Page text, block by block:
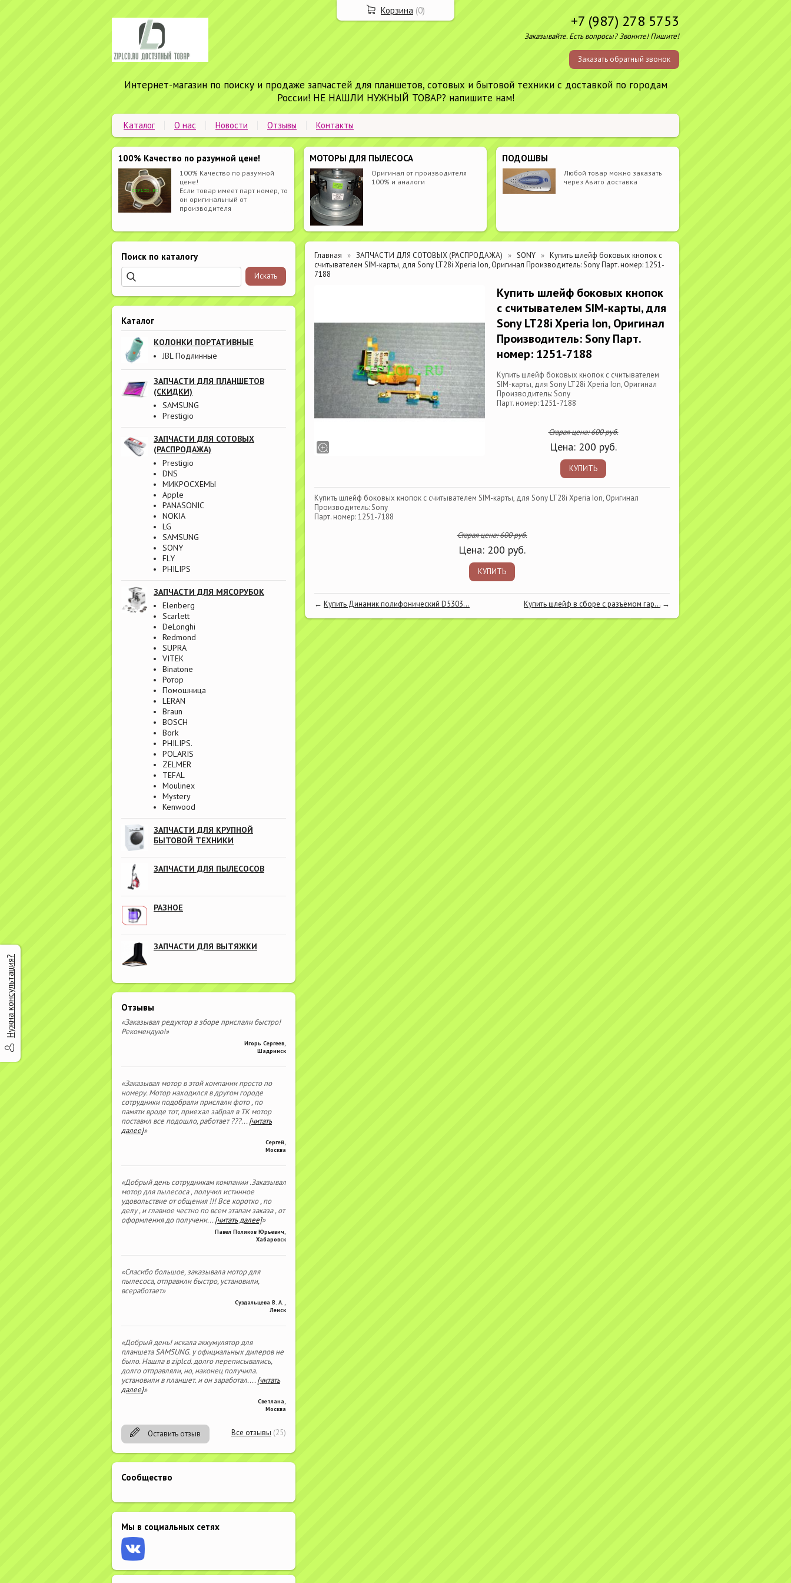
+7 (987) 278 5753
Заказывайте. Есть вопросы? Звоните! Пишите!
Заказать обратный звонок
Интернет-магазин по поиску и продаже запчастей для планшетов, сотовых и бытовой техники с доставкой по городам
России! НЕ НАШЛИ НУЖНЫЙ ТОВАР? напишите нам!
Каталог О нас Новости Отзывы Контакты
100% Качество по разумной цене!
100% Качество по разумной
цене!
Если товар имеет парт номер, то
он оригинальный от
производителя
МОТОРЫ ДЛЯ ПЫЛЕСОСА
Оригинал от производителя
100% и аналоги
ПОДОШВЫ
Любой товар можно заказать
через Авито доставка
Поиск по каталогу
Каталог
КОЛОНКИ ПОРТАТИВНЫЕ
JBL Подлинные
ЗАПЧАСТИ ДЛЯ ПЛАНШЕТОВ
(СКИДКИ)
SAMSUNG
Prestigio
ЗАПЧАСТИ ДЛЯ СОТОВЫХ
(РАСПРОДАЖА)
Prestigio
DNS
МИКРОСХЕМЫ
Apple
PANASONIC
NOKIA
LG
SAMSUNG
SONY
FLY
PHILIPS
ЗАПЧАСТИ ДЛЯ МЯСОРУБОК
Elenberg
Scarlett
DeLonghi
Redmond
SUPRA
VITEK
Binatone
Ротор
Помошница
LERAN
Braun
BOSCH
Bork
PHILIPS.
POLARIS
ZELMER
TEFAL
Moulinex
Mystery
Kenwood
ЗАПЧАСТИ ДЛЯ КРУПНОЙ
БЫТОВОЙ ТЕХНИКИ
ЗАПЧАСТИ ДЛЯ ПЫЛЕСОСОВ
РАЗНОЕ
ЗАПЧАСТИ ДЛЯ ВЫТЯЖКИ
Отзывы
«Заказывал редуктор в зборе прислали быстро!
Рекомендую!»
Игорь Сергеев
Шадринск
«Заказывал мотор в этой компании просто по
номеру. Мотор находился в другом городе
сотрудники подобрали прислали фото , по
памяти вроде тот, приехал забрал в ТК мотор
поставил все подошло, работает ???...[читать
далее]»
Сергей
Москва
«Добрый день сотрудникам компании .Заказывал
мотор для пылесоса , получил истинное
удовольствие от общения !!! Все коротко , по
делу , и главное честно по всем этапам заказа , от
оформления до получени...[читать далее]»
Павел Поляков Юрьевич
Хабаровск
«Спасибо большое, заказывала мотор для
пылесоса, отправили быстро, установили,
всеработает»
Суздальцева В. А.
Ленск
«Добрый день! искала аккумулятор для
планшета SAMSUNG. у официальных дилеров не
было. Нашла в ziplcd. долго переписывались,
долго отправляли, но, наконец получила.
установили в планшет. и он заработал....[читать
далее]»
Светлана
Москва
Оставить отзыв Все отзывы (25)
Сообщество
Мы в социальных сетях
Главная ЗАПЧАСТИ ДЛЯ СОТОВЫХ (РАСПРОДАЖА) SONY
Купить шлейф боковых кнопок с
считывателем SIM-карты, для Sony LT28i Xperia Ion, Оригинал Производитель: Sony Парт. номер: 1251-
7188
Купить шлейф боковых кнопок
с считывателем SIM-карты, для
Sony LT28i Xperia Ion, Оригинал
Производитель: Sony Парт.
номер: 1251-7188
Купить шлейф боковых кнопок с считывателем
SIM-карты, для Sony LT28i Xperia Ion, Оригинал
Производитель: Sony
Парт. номер: 1251-7188
Старая цена:600руб.
Цена: 200 руб.
КУПИТЬ
Купить шлейф боковых кнопок с считывателем SIM-карты, для Sony LT28i Xperia Ion, Оригинал
Производитель: Sony
Парт. номер: 1251-7188
Старая цена:600руб.
Цена: 200 руб.
КУПИТЬ
← Купить Динамик полифонический D5303... Купить шлейф в сборе с разъёмом гар... →
Нужна консультация?
Корзина (0)